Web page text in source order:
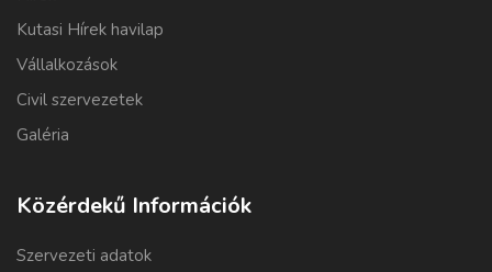
Kutasi Hírek havilap
Vállalkozások
Civil szervezetek
Galéria
Közérdekű Információk
Szervezeti adatok